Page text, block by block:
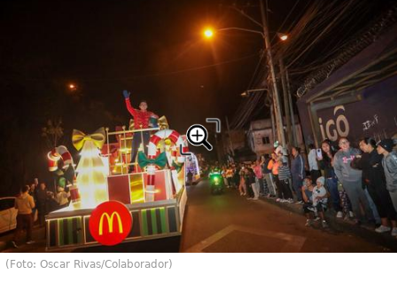
(Foto: Oscar Rivas/Colaborador)